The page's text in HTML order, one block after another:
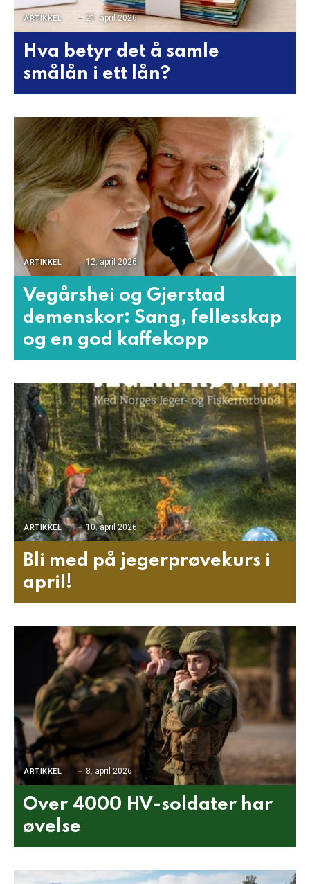
ARTIKKEL 21. april 2026
Hva betyr det å samle
smålån i ett lån?
ARTIKKEL 12. april 2026
Vegårshei og Gjerstad
demenskor: Sang, fellesskap
og en god kaffekopp
ARTIKKEL 10. april 2026
Bli med på jegerprøvekurs i
april!
ARTIKKEL 8. april 2026
Over 4000 HV-soldater har
øvelse